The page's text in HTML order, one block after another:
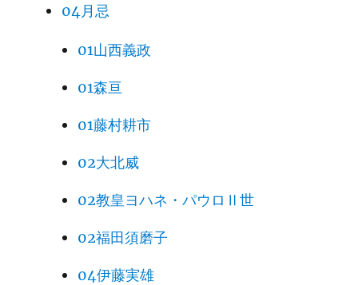
04月忌
01山西義政
01森亘
01藤村耕市
02大北威
02教皇ヨハネ・パウロⅡ世
02福田須磨子
04伊藤実雄